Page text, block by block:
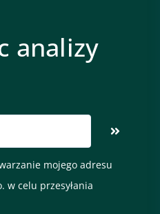
analizy
mojego adresu
w celu przesyłania